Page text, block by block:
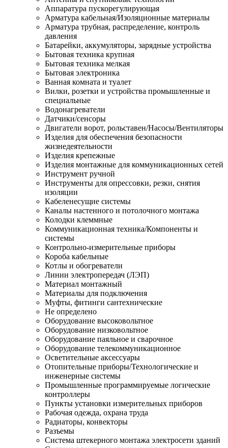
Аппаратура пускорегулирующая
Арматура кабельная/Изоляционные материалы
Арматура трубная, распределение, контроль
давления
Батарейки, аккумуляторы, зарядные устройства
Бытовая техника крупная
Бытовая техника мелкая
Бытовая электроника
Ванная комната и туалет
Вилки, розетки и устройства промышленные и
специальные
Водонагреватели
Датчики/сенсоры
Двигатели ворот, рольставен/Насосы/Вентиляторы
Изделия для обеспечения безопасности
жизнедеятельности
Изделия крепежные
Изделия монтажные для коммуникационных сетей
Инструмент ручной
Инструменты для опрессовки, резки, снятия
изоляции
Кабеленесущие системы
Каналы настенного и потолочного монтажа
Колодки клеммные
Коммуникационная техника/Компоненты и
системы
Контрольно-измерительные приборы
Короба кабельные
Котлы и обогреватели
Линии электропередач (ЛЭП)
Материал монтажный
Материалы для подключения
Муфты, фитинги сантехнические
Не определено
Оборудование высоковольтное
Оборудование низковольтное
Оборудование паяльное и сварочное
Оборудование телекоммуникационное
Осветительные аксессуары
Отопительные приборы/Технологические и
инженерные системы
Промышленные программируемые логические
контроллеры
Пункты установки измерительных приборов
Рабочая одежда, охрана труда
Радиаторы, конвекторы
Разъемы
Система штекерного монтажа электросети зданий